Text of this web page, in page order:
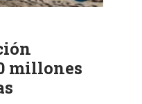
millones